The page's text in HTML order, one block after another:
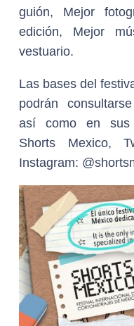
guión, Mejor
edición, Mejor
vestuario.
Las bases del
podrán
así como en sus
Shorts Mexico,
Instagram: